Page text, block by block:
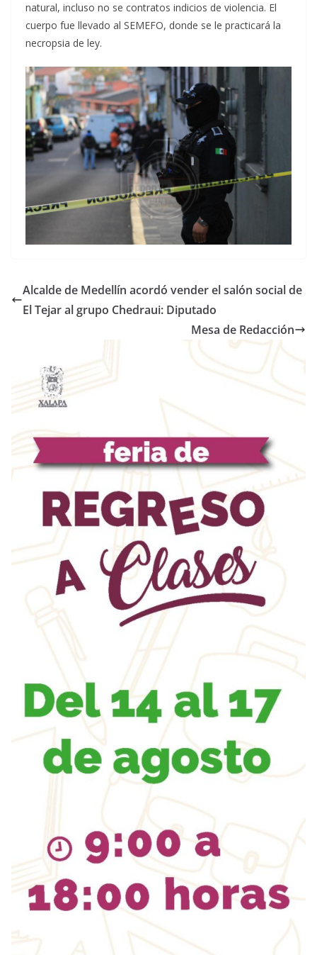
natural, incluso no se contratos indicios de violencia. El
cuerpo fue llevado al SEMEFO, donde se le practicará la
necropsia de ley.
Alcalde de Medellín acordó vender el salón social de
El Tejar al grupo Chedraui: Diputado
Mesa de Redacción